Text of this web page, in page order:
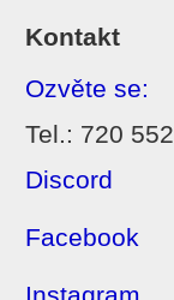
Kontakt
Ozvěte se:
Tel.: 720
Discord
Facebook